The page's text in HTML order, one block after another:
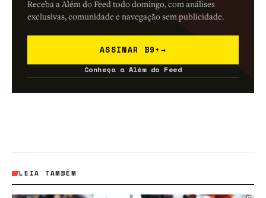
Receba a Além do Feed todo domingo, com análises
exclusivas, comunidade e navegação sem publicidade.
ASSINAR B9+ →
Conheça a Além do Feed
LEIA TAMBÉM